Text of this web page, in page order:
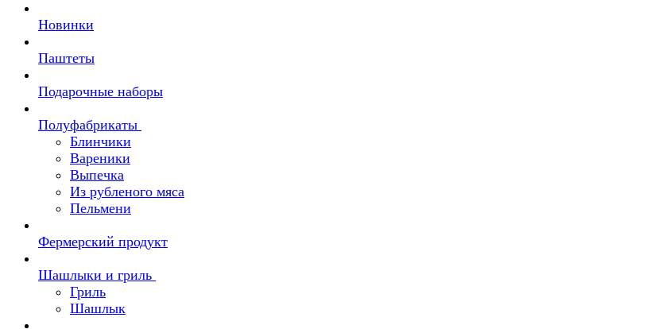
Новинки
Паштеты
Подарочные наборы
Полуфабрикаты
Блинчики
Вареники
Выпечка
Из рубленого мяса
Пельмени
Фермерский продукт
Шашлыки и гриль
Гриль
Шашлык